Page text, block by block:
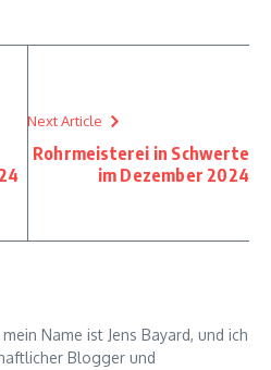
Next Article
Rohrmeisterei in Schwerte
im Dezember 2024
Name ist Jens Bayard, und ich
Blogger und